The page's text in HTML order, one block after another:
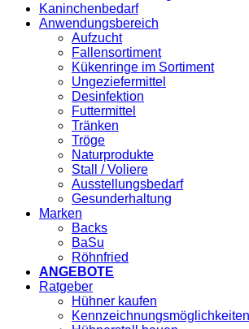
Kaninchenbedarf
Anwendungsbereich
Aufzucht
Fallensortiment
Kükenringe im Sortiment
Ungeziefermittel
Desinfektion
Futtermittel
Tränken
Tröge
Naturprodukte
Stall / Voliere
Ausstellungsbedarf
Gesunderhaltung
Marken
Backs
BaSu
Röhnfried
ANGEBOTE
Ratgeber
Hühner kaufen
Kennzeichnungsmöglichkeiten